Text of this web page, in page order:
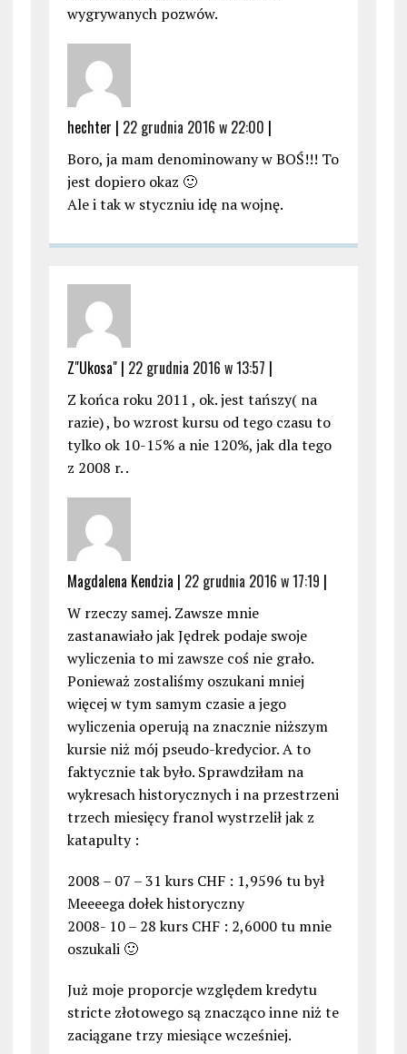
wygrywanych pozwów.
hechter | 22 grudnia 2016 w 22:00 |
Boro, ja mam denominowany w BOŚ!!! To
jest dopiero okaz 🙂
Ale i tak w styczniu idę na wojnę.
Z"Ukosa" | 22 grudnia 2016 w 13:57 |
Z końca roku 2011 , ok. jest tańszy( na
razie) , bo wzrost kursu od tego czasu to
tylko ok 10-15% a nie 120%, jak dla tego
z 2008 r. .
Magdalena Kendzia | 22 grudnia 2016 w 17:19 |
W rzeczy samej. Zawsze mnie
zastanawiało jak Jędrek podaje swoje
wyliczenia to mi zawsze coś nie grało.
Ponieważ zostaliśmy oszukani mniej
więcej w tym samym czasie a jego
wyliczenia operują na znacznie niższym
kursie niż mój pseudo-kredycior. A to
faktycznie tak było. Sprawdziłam na
wykresach historycznych i na przestrzeni
trzech miesięcy franol wystrzelił jak z
katapulty :
2008 – 07 – 31 kurs CHF : 1,9596 tu był
Meeeega dołek historyczny
2008- 10 – 28 kurs CHF : 2,6000 tu mnie
oszukali 🙂
Już moje proporcje względem kredytu
stricte złotowego są znacząco inne niż te
zaciągane trzy miesiące wcześniej.